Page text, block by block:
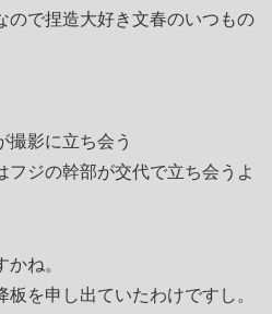
ので捏造大好き文春のいつもの
撮影に立ち会う
フジの幹部が交代で立ち会うよ
ね。
を申し出ていたわけですし。